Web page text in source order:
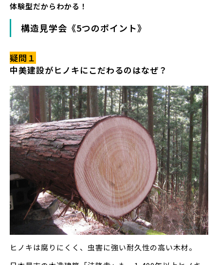
体験型だからわかる！
構造見学会《5つのポイント》
疑問１
中美建設がヒノキにこだわるのはなぜ？
ヒノキは腐りにくく、虫害に強い耐久性の高い木材。